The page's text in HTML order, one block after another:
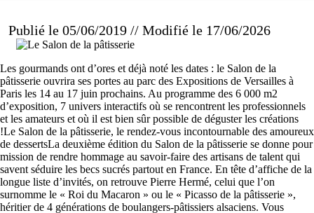
Publié le 05/06/2019 // Modifié le 17/06/2026
Les gourmands ont d’ores et déjà noté les dates : le Salon de la
pâtisserie ouvrira ses portes au parc des Expositions de Versailles à
Paris les 14 au 17 juin prochains. Au programme des 6 000 m2
d’exposition, 7 univers interactifs où se rencontrent les professionnels
et les amateurs et où il est bien sûr possible de déguster les créations
!Le Salon de la pâtisserie, le rendez-vous incontournable des amoureux
de dessertsLa deuxième édition du Salon de la pâtisserie se donne pour
mission de rendre hommage au savoir-faire des artisans de talent qui
savent séduire les becs sucrés partout en France. En tête d’affiche de la
longue liste d’invités, on retrouve Pierre Hermé, celui que l’on
surnomme le « Roi du Macaron » ou le « Picasso de la pâtisserie »,
héritier de 4 générations de boulangers-pâtissiers alsaciens. Vous